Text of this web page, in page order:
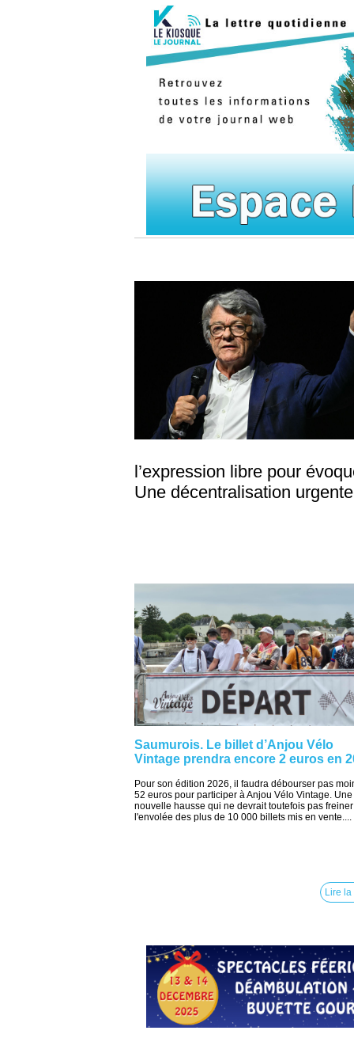
l’expression libre pour
Une décentralisation
Saumurois. Le billet d’Anjou Vélo
Vintage prendra encore 2 euros en
Pour son édition 2026, il faudra débourser pas
52 euros pour participer à Anjou Vélo Vintage. Une
nouvelle hausse qui ne devrait toutefois pas freiner
l'envolée des plus de 10 000 billets mis en vente....
Lire la